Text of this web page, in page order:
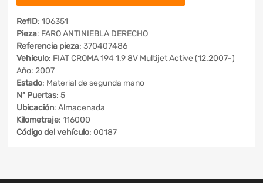
RefID: 106351
Pieza: FARO ANTINIEBLA DERECHO
Referencia pieza: 370407486
Vehículo: FIAT CROMA 194 1.9 8V Multijet Active (12.2007-)
Año: 2007
Estado: Material de segunda mano
Nº Puertas: 5
Ubicación: Almacenada
Kilometraje: 116000
Código del vehículo: 00187